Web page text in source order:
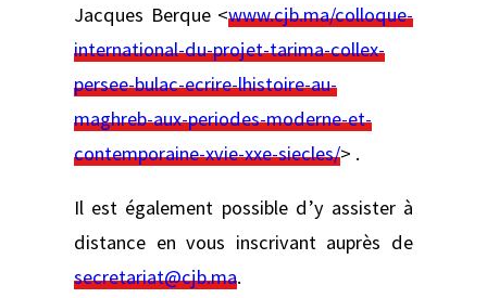
Jacques Berque <www.cjb.ma/colloque-
international-du-projet-tarima-collex-
persee-bulac-ecrire-lhistoire-au-
maghreb-aux-periodes-moderne-et-
contemporaine-xvie-xxe-siecles/> .
Il est également possible d’y assister à
distance en vous inscrivant auprès de
secretariat@cjb.ma.